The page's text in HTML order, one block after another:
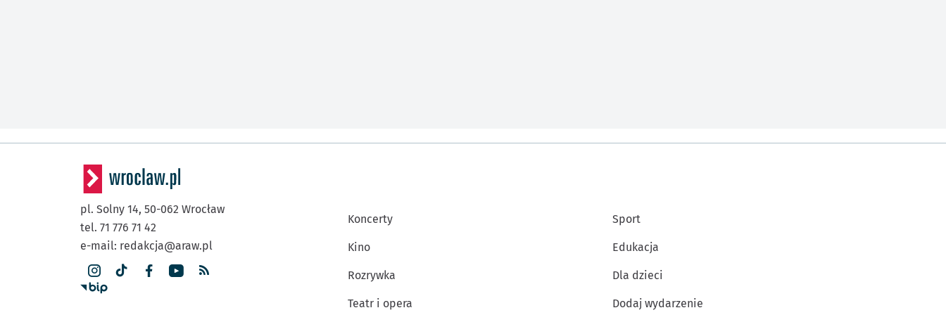
pl. Solny 14, 50-062 Wrocław
tel. 71 776 71 42
e-mail: redakcja@araw.pl
Koncerty
Kino
Rozrywka
Teatr i opera
Sport
Edukacja
Dla dzieci
Dodaj wydarzenie